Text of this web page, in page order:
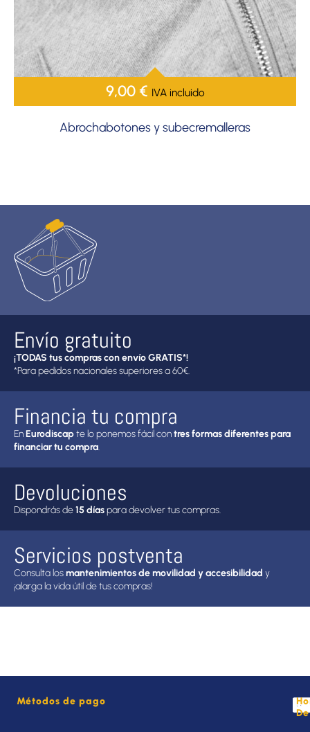
9,00€ IVA incluido
Abrochabotones y subecremalleras
Envío gratuito
¡TODAS tus compras con envío GRATIS*!
*Para pedidos nacionales superiores a 60€.
Financia tu compra
EnEurodiscapte lo ponemos fácil contres formas diferentes para
financiar tu compra.
Devoluciones
Dispondrás de15 díaspara devolver tus compras.
Servicios postventa
Consulta losmantenimientos de movilidad y accesibilidad y
¡alarga la vida útil de tus compras!
Métodos de pago